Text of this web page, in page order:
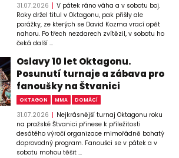
31.07.2026
V pátek ráno váha a v sobotu boj.
Roky držel titul v Oktagonu, pak přišly ale
porážky, ze kterých se David Kozma vrací opět
nahoru. Po třech nezdarech zvítězil, v sobotu ho
čeká další ...
Oslavy 10 let Oktagonu.
Posunutí turnaje a zábava pro
fanoušky na Štvanici
OKTAGON MMA DOMÁCÍ
31.07.2026
Nejkrásnější turnaj Oktagonu roku
na pražské Štvanici přinese k příležitosti
desátého výročí organizace mimořádně bohatý
doprovodný program. Fanoušci se v pátek a v
sobotu mohou těšit ...